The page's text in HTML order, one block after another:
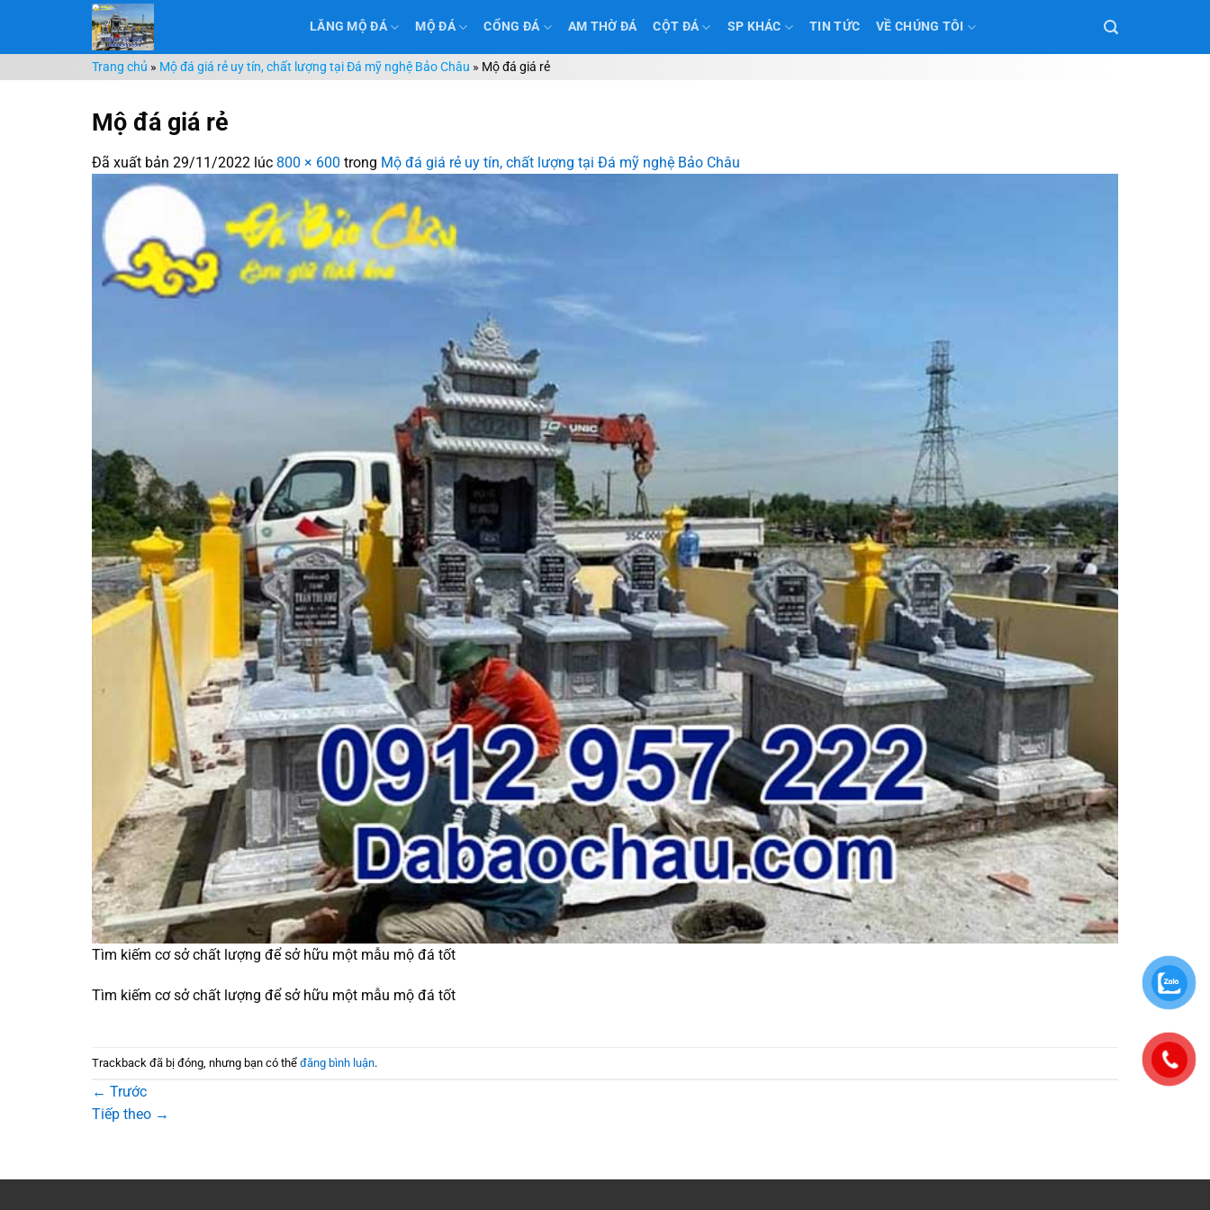
nội
dung
LĂNG MỘ ĐÁ MỘ ĐÁ CỔNG ĐÁ AM THỜ ĐÁ CỘT ĐÁ SP KHÁC TIN TỨC VỀ CHÚNG TÔI
Trang chủ » Mộ đá giá rẻ uy tín, chất lượng tại Đá mỹ nghệ Bảo Châu » Mộ đá giá rẻ
Mộ đá giá rẻ
Đã xuất bản 29/11/2022 lúc 800 × 600 trong Mộ đá giá rẻ uy tín, chất lượng tại Đá mỹ nghệ Bảo Châu
Tìm kiếm cơ sở chất lượng để sở hữu một mẫu mộ đá tốt
Tìm kiếm cơ sở chất lượng để sở hữu một mẫu mộ đá tốt
Trackback đã bị đóng, nhưng bạn có thể đăng bình luận.
← Trước
Tiếp theo →